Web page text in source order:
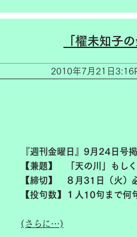
「櫂未知子
2010年7月21日
『週刊金曜日』9月24日号
【兼題】 「天の川」もし
【締切】 ８月31日（火）
【投句数】１人10句まで何
(さらに…)